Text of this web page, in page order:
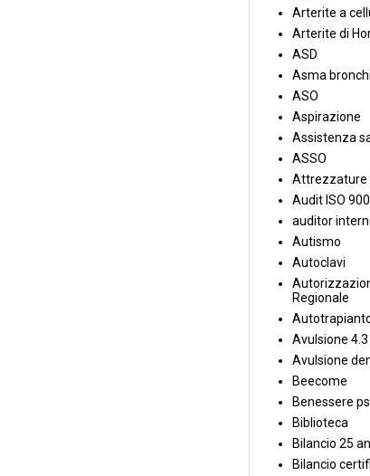
Arterite a
Arterite di
ASD
Asma
ASO
Aspirazione
Assistenza
ASSO
Attrezzature
Audit ISO
auditor
Autismo
Autoclavi
Regionale
Avulsione 4.3
Avulsione
Beecome
Benessere
Biblioteca
Bilancio 25
Bilancio